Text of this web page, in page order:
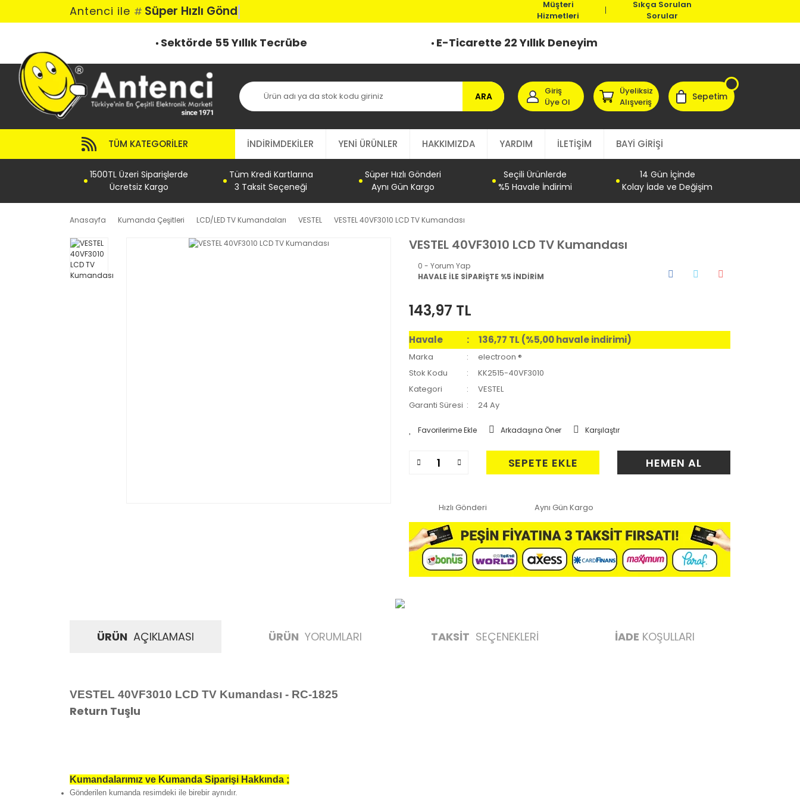
Antenci ile # Süper Hızlı Gönder
Müşteri
Hizmetleri
Sıkça Sorulan
Sorular
Sektörde 55 Yıllık Tecrübe E-Ticarette 22 Yıllık Deneyim
ARA
Giriş
Üye Ol
Üyeliksiz
Alışveriş
Sepetim
TÜM KATEGORILER İNDİRİMDEKİLER YENİ ÜRÜNLER HAKKIMIZDA YARDIM İLETİŞİM BAYİ GİRİŞİ
1500TL Üzeri Siparişlerde
Ücretsiz Kargo
Tüm Kredi Kartlarına
3 Taksit Seçeneği
Süper Hızlı Gönderi
Aynı Gün Kargo
Seçili Ürünlerde
%5 Havale İndirimi
14 Gün İçinde
Kolay İade ve Değişim
Anasayfa Kumanda Çeşitleri LCD/LED TV Kumandaları VESTEL VESTEL 40VF3010 LCD TV Kumandası
VESTEL 40VF3010 LCD TV Kumandası
0 - Yorum Yap
HAVALE İLE SİPARİŞTE %5 İNDİRİM
143,97 TL
Havale 136,77 TL (%5,00 havale indirimi)
Marka
electroon ®
Stok Kodu
KK2515-40VF3010
Kategori
VESTEL
Garanti Süresi
24 Ay
Arkadaşına Öner Karşılaştır
SEPETE EKLE HEMEN AL
Hızlı Gönderi Aynı Gün Kargo
ÜRÜN AÇIKLAMASI ÜRÜN YORUMLARI TAKSİT SEÇENEKLERİ İADE KOŞULLARI
VESTEL 40VF3010 LCD TV Kumandası - RC-1825
Return Tuşlu
Kumandalarımız ve Kumanda Siparişi Hakkında ;
Gönderilen kumanda resimdeki ile birebir aynıdır.